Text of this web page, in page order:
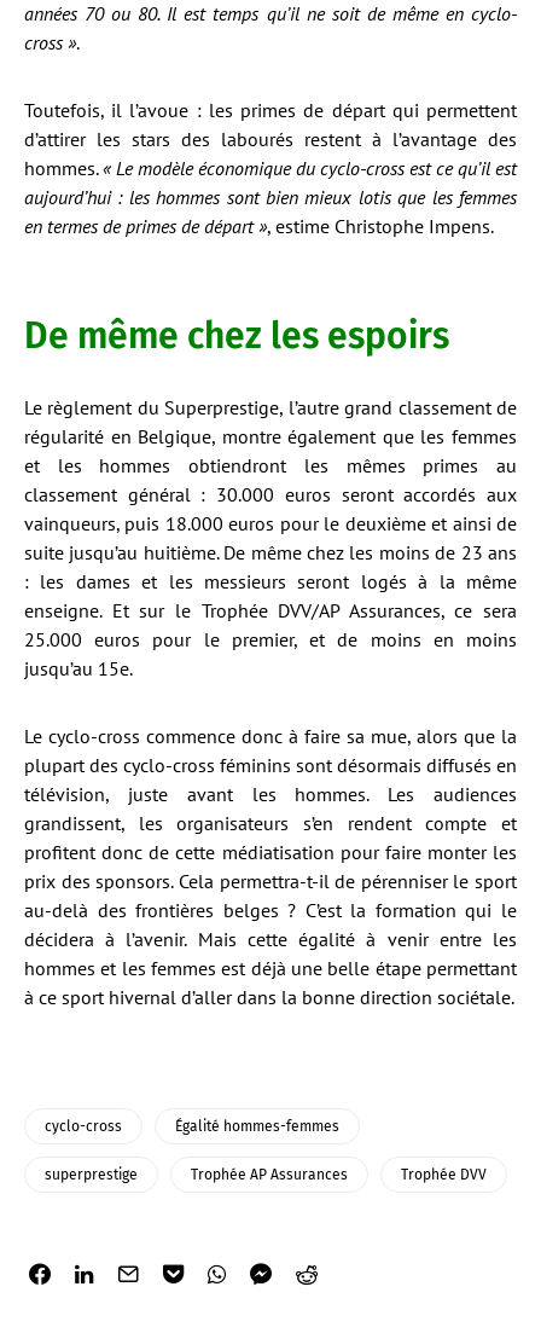
années 70 ou 80. Il est temps qu’il ne soit de même en cyclo-
cross ».
Toutefois, il l’avoue : les primes de départ qui permettent
d’attirer les stars des labourés restent à l’avantage des
hommes.« Le modèle économique du cyclo-cross est ce qu’il est
aujourd’hui : les hommes sont bien mieux lotis que les femmes
en termes de primes de départ », estime Christophe Impens.
De même chez les espoirs
Le règlement du Superprestige, l’autre grand classement de
régularité en Belgique, montre également que les femmes
et les hommes obtiendront les mêmes primes au
classement général : 30.000 euros seront accordés aux
vainqueurs, puis 18.000 euros pour le deuxième et ainsi de
suite jusqu’au huitième. De même chez les moins de 23 ans
: les dames et les messieurs seront logés à la même
enseigne. Et sur le Trophée DVV/AP Assurances, ce sera
25.000 euros pour le premier, et de moins en moins
jusqu’au 15e.
Le cyclo-cross commence donc à faire sa mue, alors que la
plupart des cyclo-cross féminins sont désormais diffusés en
télévision, juste avant les hommes. Les audiences
grandissent, les organisateurs s’en rendent compte et
profitent donc de cette médiatisation pour faire monter les
prix des sponsors. Cela permettra-t-il de pérenniser le sport
au-delà des frontières belges ? C’est la formation qui le
décidera à l’avenir. Mais cette égalité à venir entre les
hommes et les femmes est déjà une belle étape permettant
à ce sport hivernal d’aller dans la bonne direction sociétale.
cyclo-cross Égalité hommes-femmes
superprestige Trophée AP Assurances Trophée DVV